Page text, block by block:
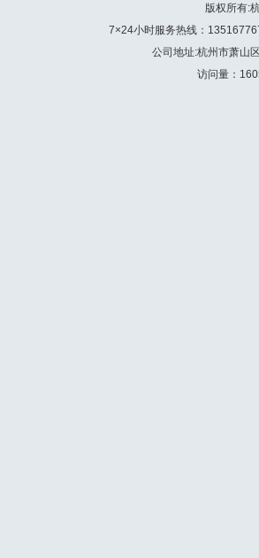
版权所有:
7×24小时服务热线：
公司地址:杭州市萧山
访问量：